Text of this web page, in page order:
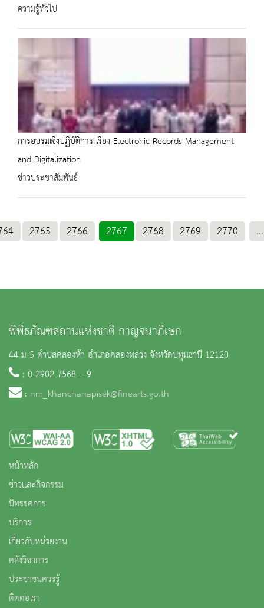
ความรู้ทั่วไป
การอบรมเชิงปฏิบัติการ เรื่อง Electronic Records Management
and Digitalization
ข่าวประชาสัมพันธ์
2765 2766 2767 2768 2769 2770 ...
พิพิธภัณฑสถานแห่งชาติ กาญจนาภิเษก
44 ม 5 ตำบลคลองห้า อำเภอคลองหลวง จังหวัดปทุมธานี 12120
: 0 2902 7568 – 9
: nm_khanchanapisek@finearts.go.th
หน้าหลัก
ข่าวและกิจกรรม
นิทรรศการ
บริการ
เกี่ยวกับหน่วยงาน
คลังวิชาการ
ประชาชนควรรู้
ติดต่อเรา